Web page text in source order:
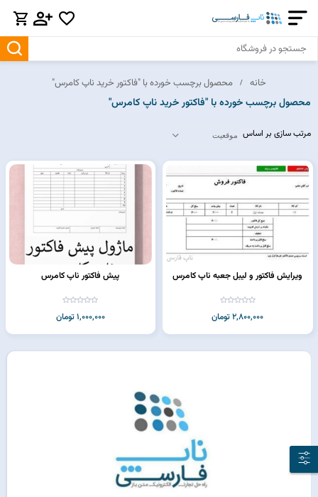
خانه محصول برچسب خورده با "فاکتور خرید ناپ کامرس"
محصول برچسب خورده با "فاکتور خرید ناپ کامرس"
مرتب سازی بر اساس
ویرایش فاکتور و لیبل جعبه ناپ کامرس
2,800,000 تومان
پیش فاکتور ناپ کامرس
1,000,000 تومان